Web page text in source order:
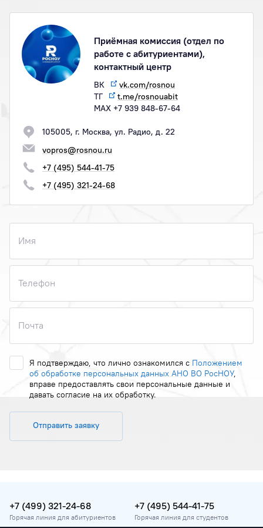
Приёмная комиссия (отдел по
работе с абитуриентами),
контактный центр
ВК
vk.com/rosnou
ТГ
t.me/rosnouabit
МАХ +7 939 848-67-64
105005, г. Москва, ул. Радио, д. 22
vopros@rosnou.ru
+7 (495) 544-41-75
+7 (495) 321-24-68
Имя
Телефон
Почта
Я подтверждаю, что лично ознакомился с Положением
об обработке персональных данных АНО ВО РосНОУ,
вправе предоставлять свои персональные данные и
давать согласие на их обработку.
Отправить заявку
+7 (499) 321-24-68
Горячая линия для абитуриентов
+7 (495) 544-41-75
Горячая линия для студентов